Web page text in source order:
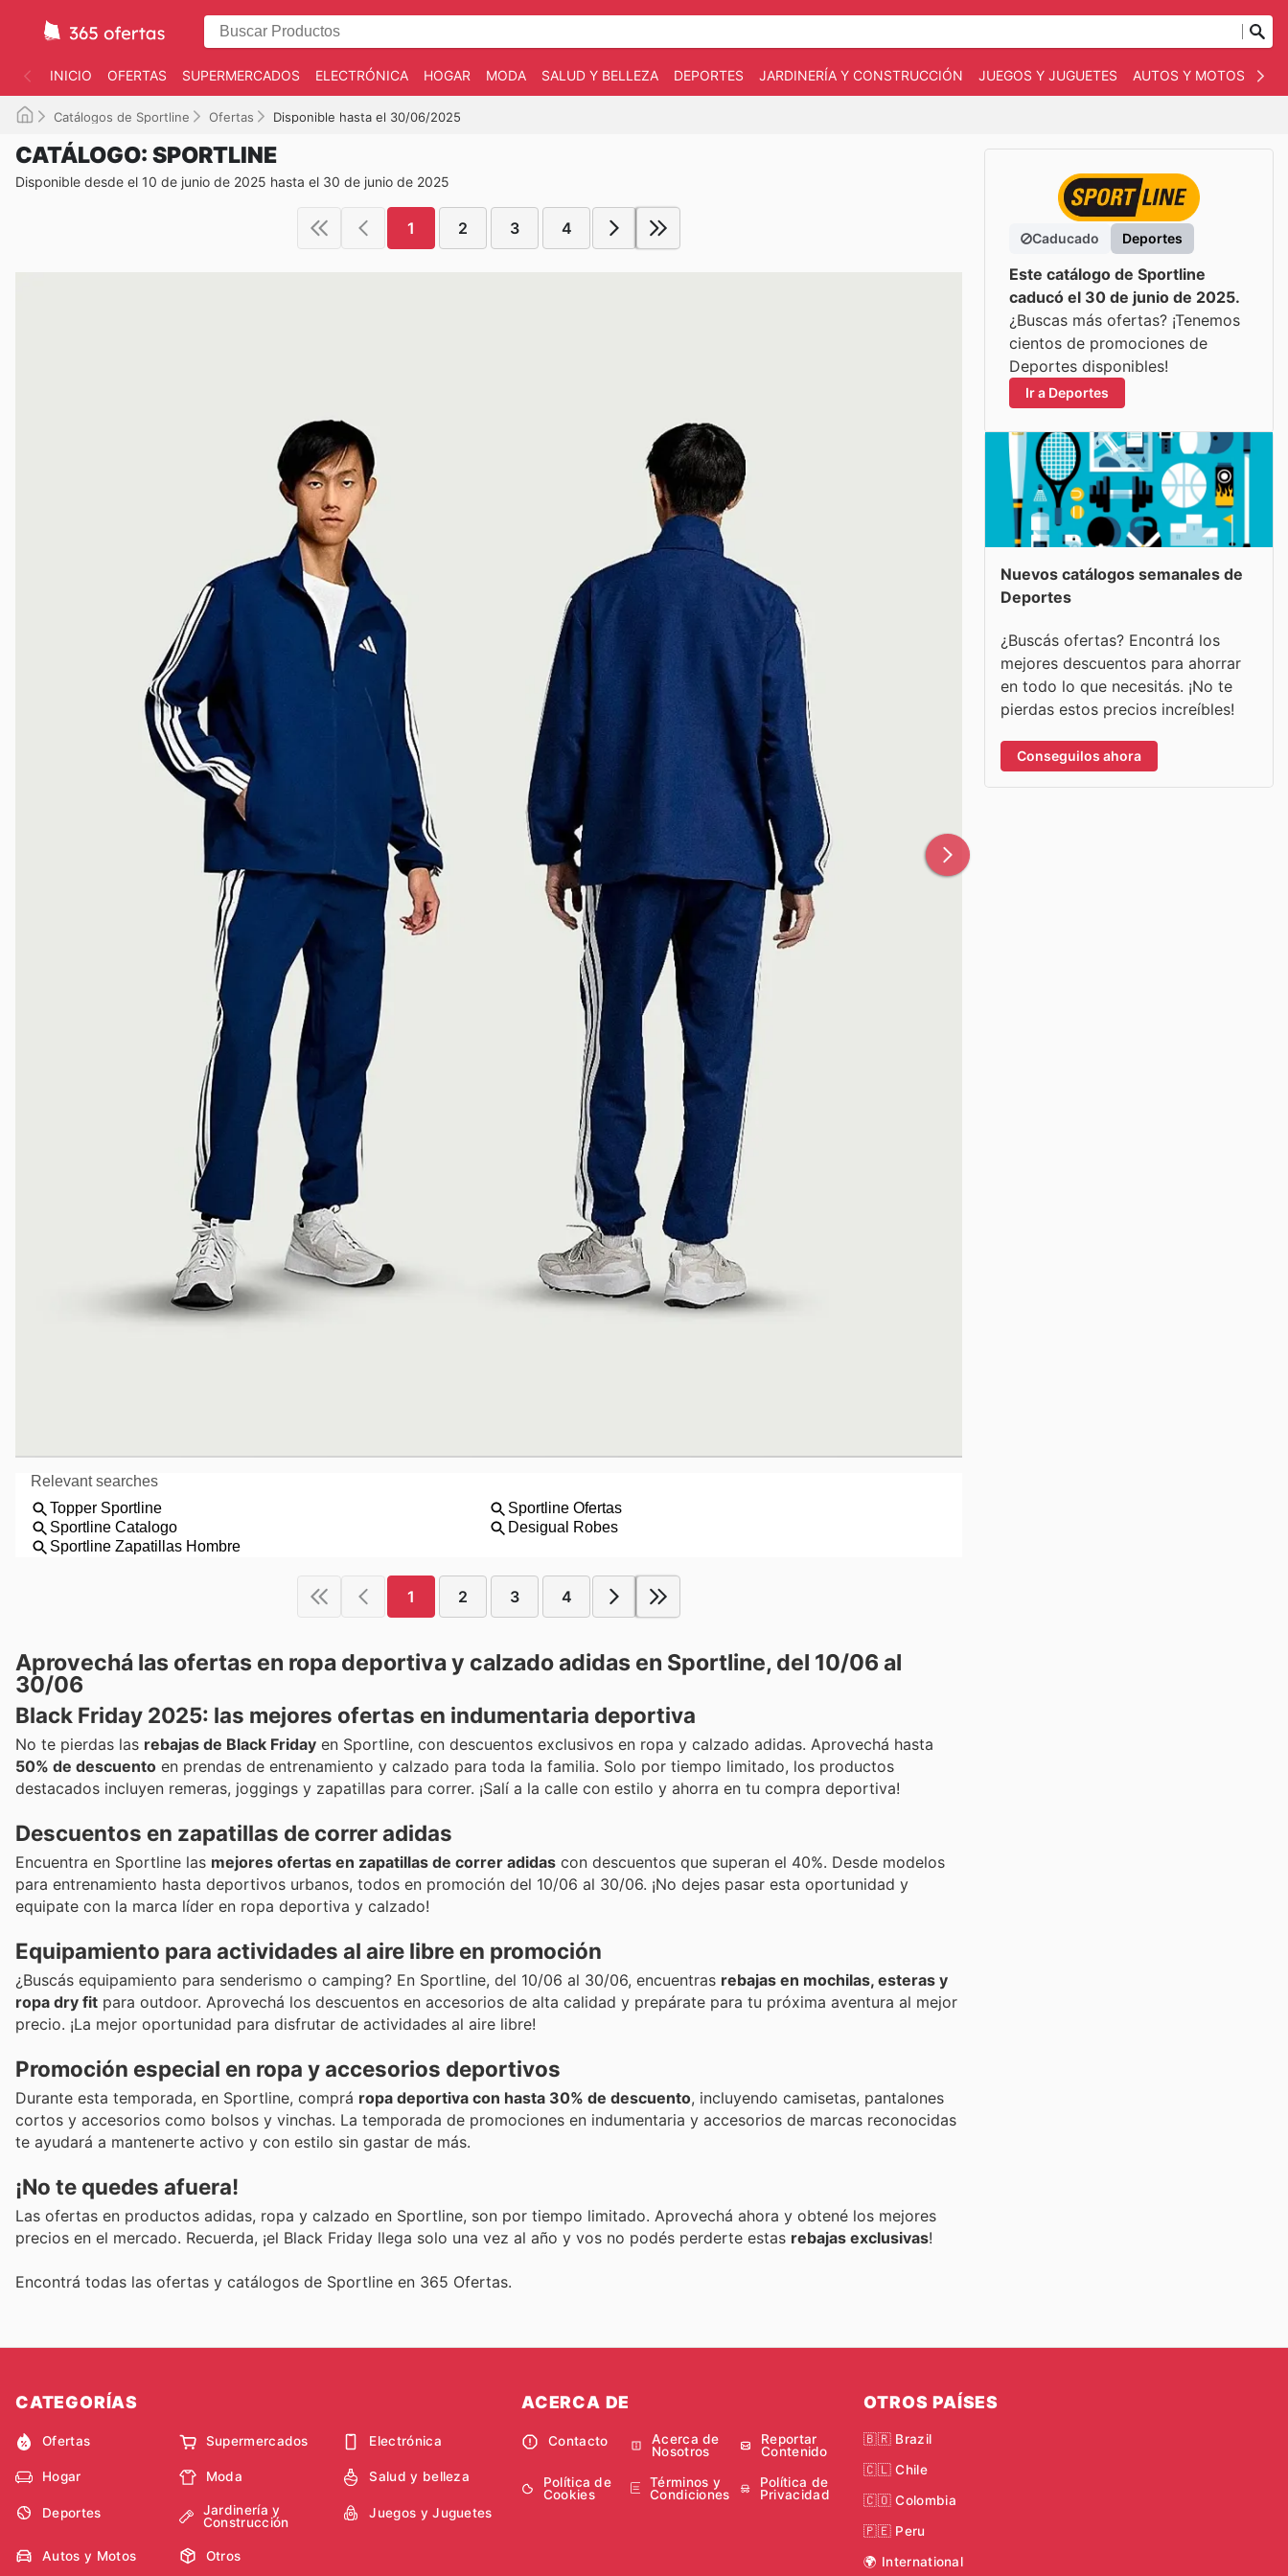
INICIO OFERTAS SUPERMERCADOS ELECTRÓNICA HOGAR MODA SALUD Y BELLEZA DEPORTES JARDINERÍA Y CONSTRUCCIÓN JUEGOS Y JUGUETES AUTOS Y MOTOS
Catálogos de Sportline Ofertas Disponible hasta el 30/06/2025
CATÁLOGO: SPORTLINE
Disponible desde el 10 de junio de 2025 hasta el 30 de junio de 2025
1 2 3 4
1 2 3 4
Aprovechá las ofertas en ropa deportiva y calzado adidas en Sportline, del 10/06 al
30/06
Black Friday 2025: las mejores ofertas en indumentaria deportiva
No te pierdas las rebajas de Black Friday en Sportline, con descuentos exclusivos en ropa y calzado adidas. Aprovechá hasta
50% de descuento en prendas de entrenamiento y calzado para toda la familia. Solo por tiempo limitado, los productos
destacados incluyen remeras, joggings y zapatillas para correr. ¡Salí a la calle con estilo y ahorra en tu compra deportiva!
Descuentos en zapatillas de correr adidas
Encuentra en Sportline las mejores ofertas en zapatillas de correr adidas con descuentos que superan el 40%. Desde modelos
para entrenamiento hasta deportivos urbanos, todos en promoción del 10/06 al 30/06. ¡No dejes pasar esta oportunidad y
equipate con la marca líder en ropa deportiva y calzado!
Equipamiento para actividades al aire libre en promoción
¿Buscás equipamiento para senderismo o camping? En Sportline, del 10/06 al 30/06, encuentras rebajas en mochilas, esteras y
ropa dry fit para outdoor. Aprovechá los descuentos en accesorios de alta calidad y prepárate para tu próxima aventura al mejor
precio. ¡La mejor oportunidad para disfrutar de actividades al aire libre!
Promoción especial en ropa y accesorios deportivos
Durante esta temporada, en Sportline, comprá ropa deportiva con hasta 30% de descuento, incluyendo camisetas, pantalones
cortos y accesorios como bolsos y vinchas. La temporada de promociones en indumentaria y accesorios de marcas reconocidas
te ayudará a mantenerte activo y con estilo sin gastar de más.
¡No te quedes afuera!
Las ofertas en productos adidas, ropa y calzado en Sportline, son por tiempo limitado. Aprovechá ahora y obtené los mejores
precios en el mercado. Recuerda, ¡el Black Friday llega solo una vez al año y vos no podés perderte estas rebajas exclusivas!
Encontrá todas las ofertas y catálogos de Sportline en 365 Ofertas.
Caducado Deportes
Este catálogo de Sportline
caducó el 30 de junio de 2025.
¿Buscas más ofertas? ¡Tenemos
cientos de promociones de
Deportes disponibles!
Ir a Deportes
Nuevos catálogos semanales de
Deportes
¿Buscás ofertas? Encontrá los
mejores descuentos para ahorrar
en todo lo que necesitás. ¡No te
pierdas estos precios increíbles!
Conseguilos ahora
CATEGORÍAS
Ofertas Supermercados Electrónica
Hogar Moda Salud y belleza
Deportes
Jardinería y
Construcción
Juegos y Juguetes
Autos y Motos Otros
ACERCA DE
Contacto
Acerca de
Nosotros
Reportar
Contenido
Política de
Cookies
Términos y
Condiciones
Política de
Privacidad
OTROS PAÍSES
🇧🇷 Brazil
🇨🇱 Chile
🇨🇴 Colombia
🇵🇪 Peru
🌍 International